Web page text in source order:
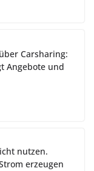
Carsharing:
Angebote und
nutzen.
erzeugen